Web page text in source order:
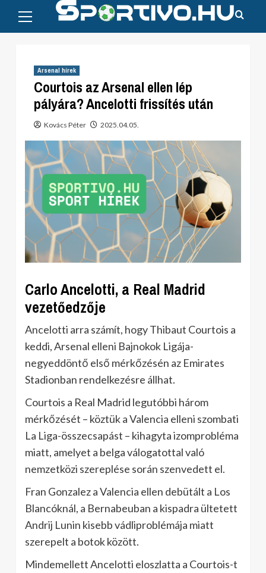
content
Menu
Arsenal hírek
Courtois az Arsenal ellen lép
pályára? Ancelotti frissítés után
Kovács Péter 2025.04.05.
Carlo Ancelotti, a Real Madrid
vezetőedzője
Ancelotti arra számít, hogy Thibaut Courtois a
keddi, Arsenal elleni Bajnokok Ligája-
negyeddöntő első mérkőzésén az Emirates
Stadionban rendelkezésre állhat.
Courtois a Real Madrid legutóbbi három
mérkőzését – köztük a Valencia elleni szombati
La Liga-összecsapást – kihagyta izomprobléma
miatt, amelyet a belga válogatottal való
nemzetközi szereplése során szenvedett el.
Fran Gonzalez a Valencia ellen debütált a Los
Blancóknál, a Bernabeuban a kispadra ültetett
Andrij Lunin kisebb vádliproblémája miatt
szerepelt a botok között.
Mindemellett Ancelotti eloszlatta a Courtois-t